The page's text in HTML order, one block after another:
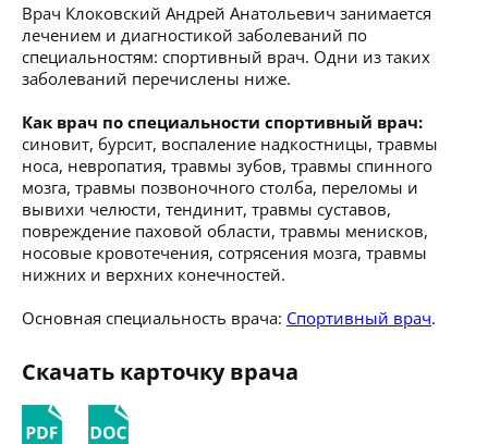
Врач Клоковский Андрей Анатольевич занимается
лечением и диагностикой заболеваний по
специальностям: спортивный врач. Одни из таких
заболеваний перечислены ниже.
Как врач по специальности спортивный врач:
синовит, бурсит, воспаление надкостницы, травмы
носа, невропатия, травмы зубов, травмы спинного
мозга, травмы позвоночного столба, переломы и
вывихи челюсти, тендинит, травмы суставов,
повреждение паховой области, травмы менисков,
носовые кровотечения, сотрясения мозга, травмы
нижних и верхних конечностей.
Основная специальность врача: Спортивный врач.
Скачать карточку врача